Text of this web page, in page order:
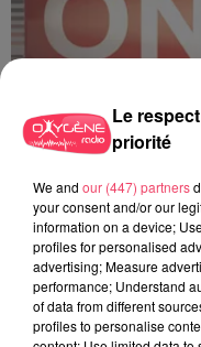
Le
priorité
We and our (447) partners
your consent and/or our
information on a device;
profiles for personalised
advertising; Measure
performance; Understand
of data from different
profiles to personalise